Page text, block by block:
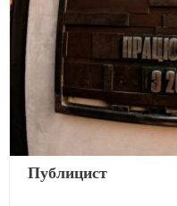
Публицист